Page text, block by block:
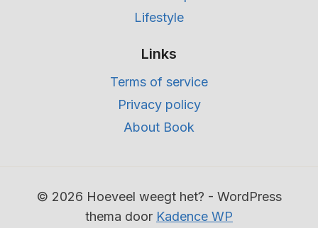
Lifestyle
Links
Terms of service
Privacy policy
About Book
© 2026 Hoeveel weegt het? - WordPress
thema door Kadence WP